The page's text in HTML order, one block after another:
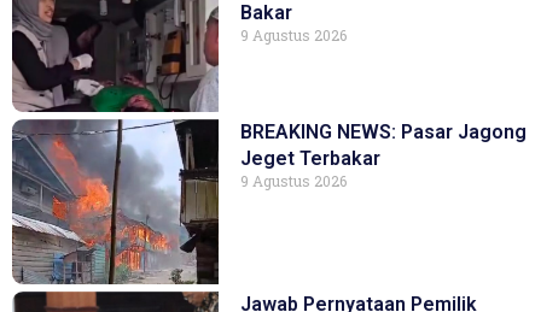
Bakar
9 Agustus 2026
BREAKING NEWS: Pasar Jagong
Jeget Terbakar
9 Agustus 2026
Jawab Pernyataan Pemilik